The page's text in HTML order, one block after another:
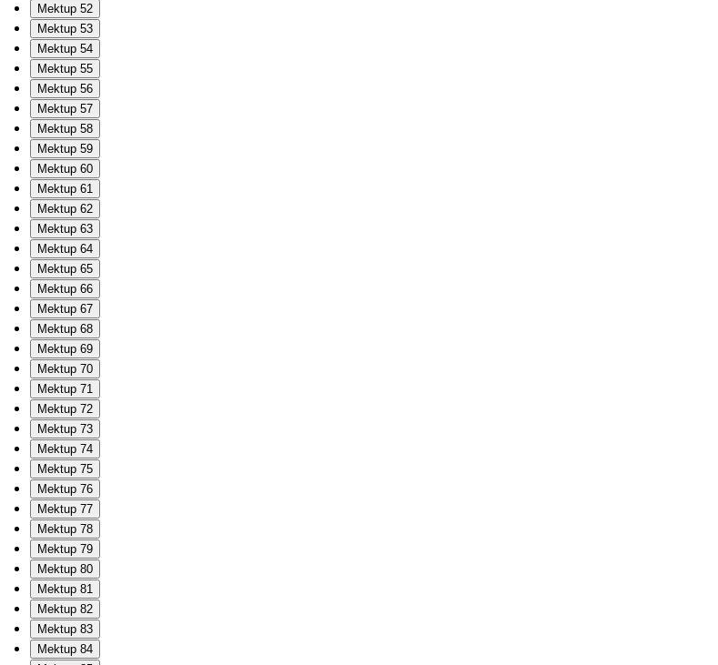
Mektup 52
Mektup 53
Mektup 54
Mektup 55
Mektup 56
Mektup 57
Mektup 58
Mektup 59
Mektup 60
Mektup 61
Mektup 62
Mektup 63
Mektup 64
Mektup 65
Mektup 66
Mektup 67
Mektup 68
Mektup 69
Mektup 70
Mektup 71
Mektup 72
Mektup 73
Mektup 74
Mektup 75
Mektup 76
Mektup 77
Mektup 78
Mektup 79
Mektup 80
Mektup 81
Mektup 82
Mektup 83
Mektup 84